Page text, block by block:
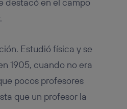
Estudió física y se
1905, cuando no era
pocos profesores
que un profesor la
del hogar que
basará
en la parte